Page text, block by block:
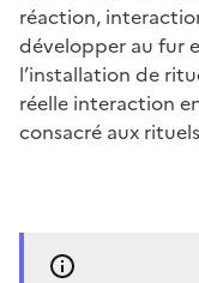
réaction,
développer au fur
l’installation de
réelle interaction
consacré aux